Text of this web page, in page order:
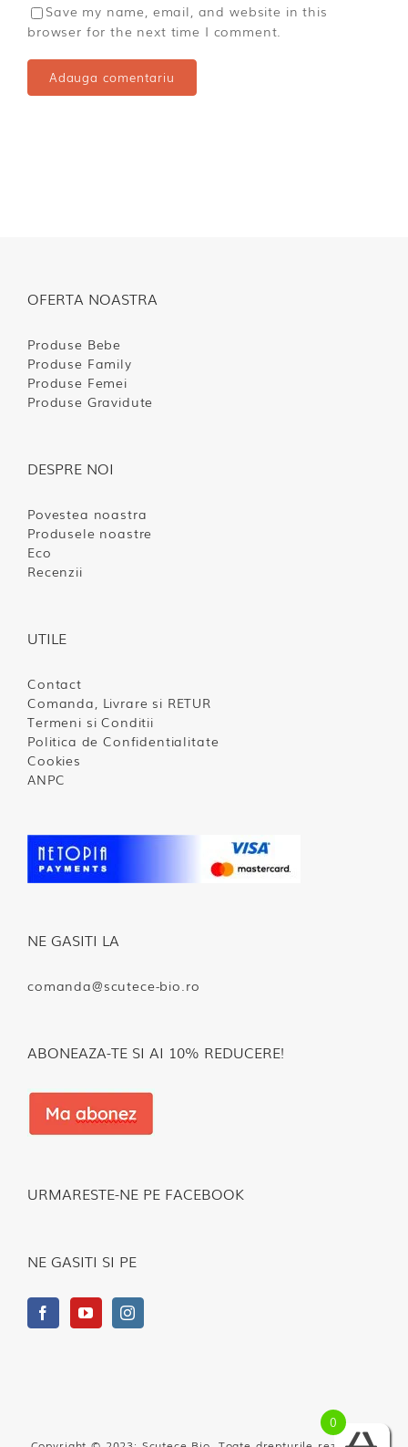
Save my name, email, and website in this
browser for the next time I comment.
OFERTA NOASTRA
Produse Bebe
Produse Family
Produse Femei
Produse Gravidute
DESPRE NOI
Povestea noastra
Produsele noastre
Eco
Recenzii
UTILE
Contact
Comanda, Livrare si RETUR
Termeni si Conditii
Politica de Confidentialitate
Cookies
ANPC
NE GASITI LA
comanda@scutece-bio.ro
ABONEAZA-TE SI AI 10% REDUCERE!
URMARESTE-NE PE FACEBOOK
NE GASITI SI PE
0